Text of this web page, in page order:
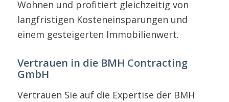
Wohnen und profitiert gleichzeitig von
langfristigen Kosteneinsparungen und
einem gesteigerten Immobilienwert.
Vertrauen in die BMH Contracting
GmbH
Vertrauen Sie auf die Expertise der BMH